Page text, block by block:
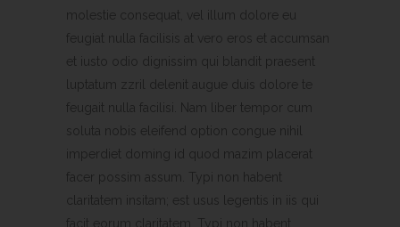
molestie consequat, vel illum dolore eu
feugiat nulla facilisis at vero eros et accumsan
et iusto odio dignissim qui blandit praesent
luptatum zzril delenit augue duis dolore te
feugait nulla facilisi. Nam liber tempor cum
soluta nobis eleifend option congue nihil
imperdiet doming id quod mazim placerat
facer possim assum. Typi non habent
claritatem insitam; est usus legentis in iis qui
facit eorum claritatem. Typi non habent